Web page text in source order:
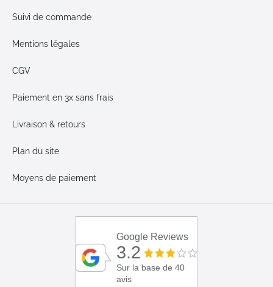
Suivi de commande
Mentions légales
CGV
Paiement en 3x sans frais
Livraison & retours
Plan du site
Moyens de paiement
Google Reviews
3.2
Sur la base de 40
avis